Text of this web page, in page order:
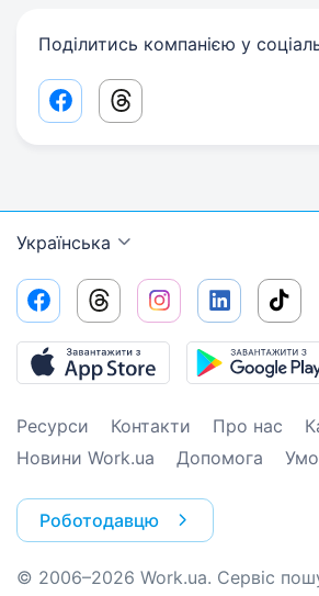
Поділитись компанією у
Facebook share link
Threads share link
Українська
Ресурси Контакти Про нас
Новини Work.ua
Допомога
Роботодавцю
© 2006–2026 Work.ua. Сервіс